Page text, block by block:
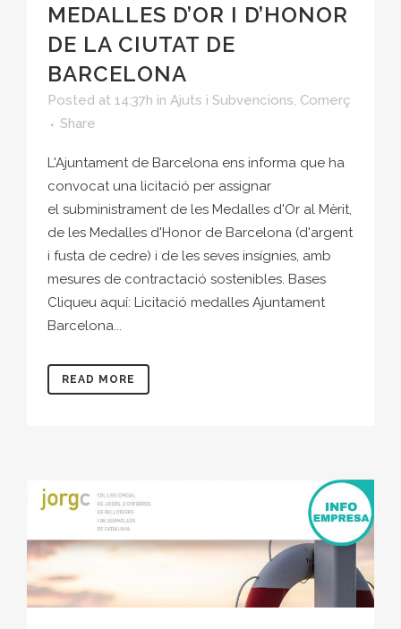
MEDALLES D’OR I D’HONOR
DE LA CIUTAT DE
BARCELONA
Posted at 14:37h in Ajuts i Subvencions, Comerç
Share
L'Ajuntament de Barcelona ens informa que ha
convocat una licitació per assignar
el subministrament de les Medalles d'Or al Mèrit,
de les Medalles d'Honor de Barcelona (d'argent
i fusta de cedre) i de les seves insígnies, amb
mesures de contractació sostenibles. Bases
Cliqueu aquí: Licitació medalles Ajuntament
Barcelona...
READ MORE